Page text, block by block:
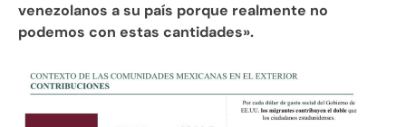
venezolanos a su país porque realmente no
podemos con estas cantidades».